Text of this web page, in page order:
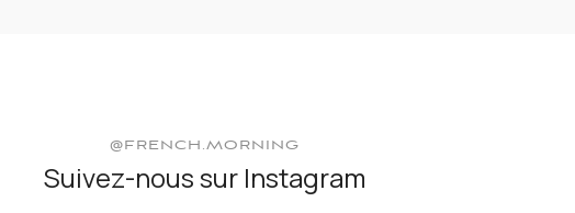
@FRENCH.MORNING
Suivez-nous sur Instagram